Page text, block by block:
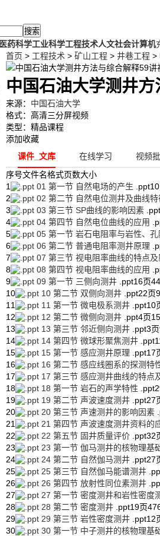
搜索
医药科学工业科学工程技术人文社会计算机
首页 > 工程技术 > 矿山工程 > 井巷工程 >
中国石油大学测井
来源： 中国石油大学
格式： 高清三分屏视频
类型： 精品课程
添加收藏
课件_文库
在线学习
视频
序号文件名格式页数大小
1
01 第一节 自然电场的产生 .ppt
2
02 第二节 自然电位测井及曲线特
3
03 第三节 SP曲线的影响因素 .ppt
4
04 第四节 自然电位曲线的应用
5
05 第一节 岩石电阻率与岩性、
6
06 第二节 普通电阻率测井原理
7
07 第三节 视电阻率曲线的特点
8
08 第四节 视电阻率曲线的应用
9
09 第一节 三侧向测井 .ppt16页
10
10 第二节 双侧向测井 .ppt22页
11
11 第一节 微电极系测井 .ppt10
12
12 第二节 微侧向测井 .ppt4页
13
13 第三节 邻近侧向测井 .ppt3页
14
14 第四节 微球形聚焦测井 .ppt
15
15 第一节 感应测井原理 .ppt17
16
16 第二节 感应线圈系的探测特
17
17 第三节 感应测井曲线的特点
18
18 第一节 岩石的声学特性 .ppt
19
19 第二节 声波速度测井 .ppt27
20
20 第三节 声速测井的影响因素
21
21 第四节 声波速度测井资料的
22
22 第五节 固井质量评价 .ppt32
23
23 第一节 伽马测井的核物理基
24
24 第二节 自然伽马测井 .ppt27
25
25 第三节 自然伽马能谱测井
26
26 第四节 放射性同位素测井
27
27 第一节 密度测井和岩性密度
28
28 第二节 密度测井 .ppt19页
29
29 第三节 岩性密度测井 .ppt12
30
30 第一节 中子测井的核物理基